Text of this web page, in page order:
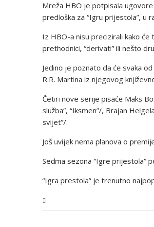
Mreža HBO je potpisala
predloška za “Igru prijestola”, u
Iz HBO-a nisu precizirali kako
prethodnici, “derivati” ili nešto
Jedino je poznato da će svaka
R.R. Martina iz njegovog
Četiri nove serije pisaće Maks
služba”, “Iksmen”/, Brajan
svijet”/.
Još uvijek nema planova o
Sedma sezona “Igre prijestola”
“Igra prestola” je trenutno